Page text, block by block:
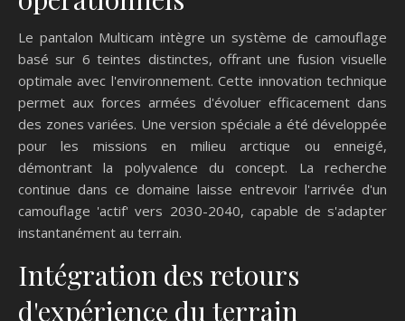
Le pantalon Multicam intègre un système de camouflage
basé sur 6 teintes distinctes, offrant une fusion visuelle
optimale avec l'environnement. Cette innovation technique
permet aux forces armées d'évoluer efficacement dans
des zones variées. Une version spéciale a été développée
pour les missions en milieu arctique ou enneigé,
démontrant la polyvalence du concept. La recherche
continue dans ce domaine laisse entrevoir l'arrivée d'un
camouflage 'actif' vers 2030-2040, capable de s'adapter
instantanément au terrain.
Intégration des retours
d'expérience du terrain